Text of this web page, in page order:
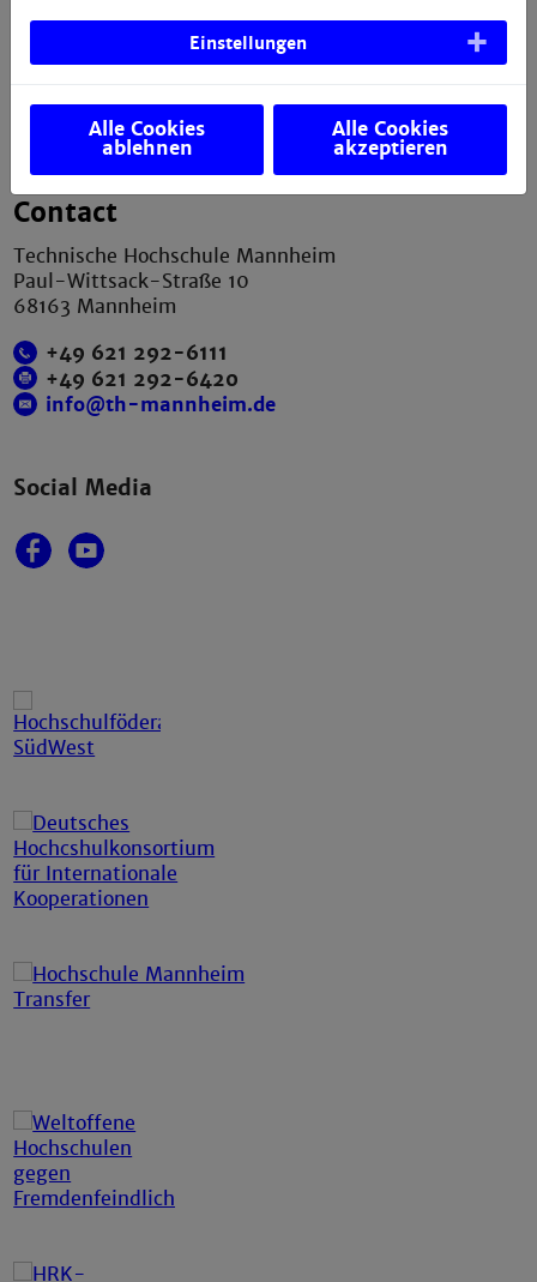
Sitemap
Directions
Verbesserungsvorschlag melden
Contact
Technische Hochschule Mannheim
Paul-Wittsack-Straße 10
68163 Mannheim
+49 621 292-6111
+49 621 292-6420
info@th-mannheim.de
Social Media
Einstellungen
Alle Cookies
ablehnen
Alle Cookies
akzeptieren